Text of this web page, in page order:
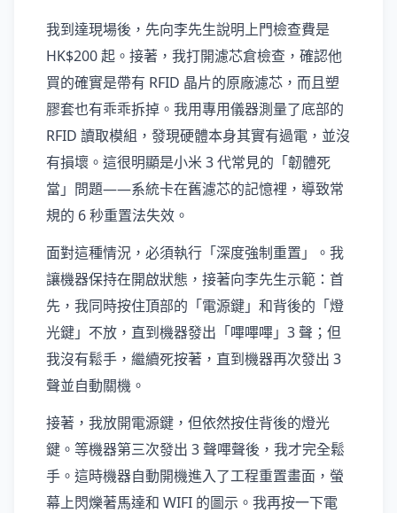
我到達現場後，先向李先生說明上門檢查費是
HK$200 起。接著，我打開濾芯倉檢查，確認他
買的確實是帶有 RFID 晶片的原廠濾芯，而且塑
膠套也有乖乖拆掉。我用專用儀器測量了底部的
RFID 讀取模組，發現硬體本身其實有過電，並沒
有損壞。這很明顯是小米 3 代常見的「韌體死
當」問題——系統卡在舊濾芯的記憶裡，導致常
規的 6 秒重置法失效。
面對這種情況，必須執行「深度強制重置」。我
讓機器保持在開啟狀態，接著向李先生示範：首
先，我同時按住頂部的「電源鍵」和背後的「燈
光鍵」不放，直到機器發出「嗶嗶嗶」3 聲；但
我沒有鬆手，繼續死按著，直到機器再次發出 3
聲並自動關機。
接著，我放開電源鍵，但依然按住背後的燈光
鍵。等機器第三次發出 3 聲嗶聲後，我才完全鬆
手。這時機器自動開機進入了工程重置畫面，螢
幕上閃爍著馬達和 WIFI 的圖示。我再按一下電